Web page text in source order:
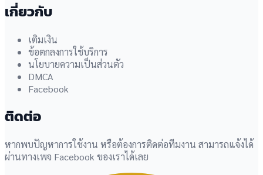
เกี่ยวกับ
เติมเงิน
ข้อตกลงการใช้บริการ
นโยบายความเป็นส่วนตัว
DMCA
Facebook
ติดต่อ
หากพบปัญหาการใช้งาน หรือต้องการติดต่อทีมงาน สามารถแจ้งได้
ผ่านทางเพจ Facebook ของเราได้เลย